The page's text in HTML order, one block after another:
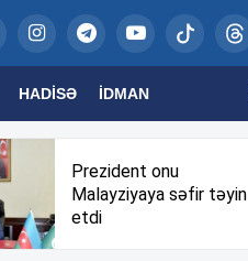
HADISƏ İDMAN
Prezident onu
Malayziyaya səfir təyin
etdi